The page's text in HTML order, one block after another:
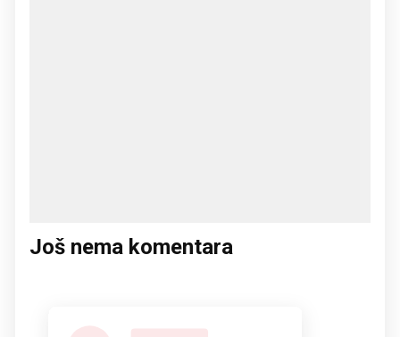
Još nema komentara